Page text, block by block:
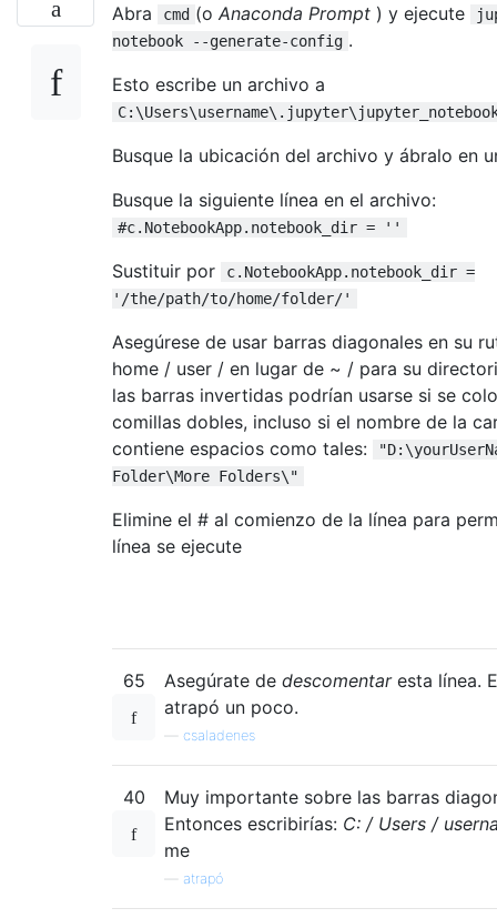
Abra
cmd (o Anaconda Prompt ) y ejecute
notebook --generate-config .
Esto escribe un archivo a
Busque la ubicación del archivo y ábralo en
Busque la siguiente línea en el archivo:
#c.NotebookApp.notebook_dir = ''
Sustituir por
c.NotebookApp.notebook_dir =
'/the/path/to/home/folder/'
Asegúrese de usar barras diagonales en su
home / user / en lugar de ~ / para su
las barras invertidas podrían usarse si se
comillas dobles, incluso si el nombre de la
contiene espacios como tales:
Folder\More Folders\"
Elimine el # al comienzo de la línea para
línea se ejecute
65 Asegúrate de descomentaresta línea.
atrapó un poco.
csaladenes
40
Muy importante sobre las barras
Entonces escribirías: C: / Users /
me
atrapó